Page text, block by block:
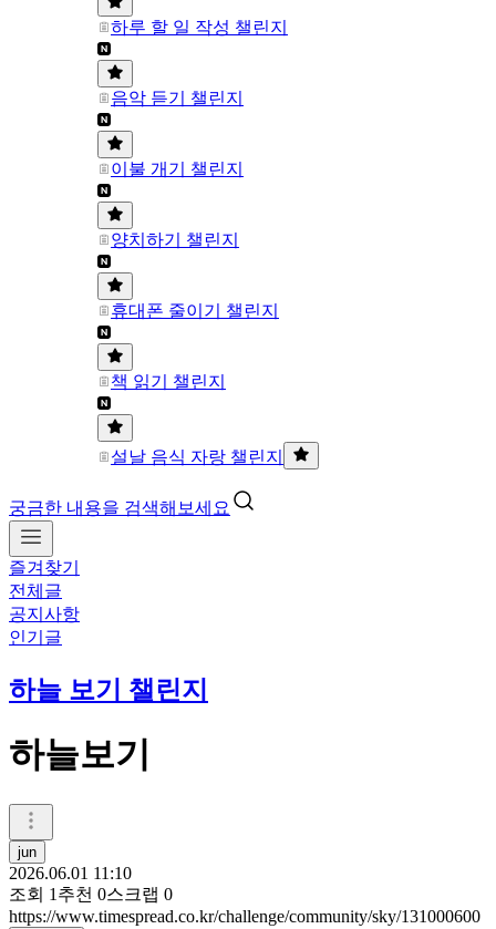
하루 할 일 작성 챌린지
음악 듣기 챌린지
이불 개기 챌린지
양치하기 챌린지
휴대폰 줄이기 챌린지
책 읽기 챌린지
설날 음식 자랑 챌린지
궁금한 내용을 검색해보세요
즐겨찾기
전체글
공지사항
인기글
하늘 보기 챌린지
하늘보기
jun
2026.06.01 11:10
조회 1 추천 0스크랩 0
https://www.timespread.co.kr/challenge/community/sky/131000600